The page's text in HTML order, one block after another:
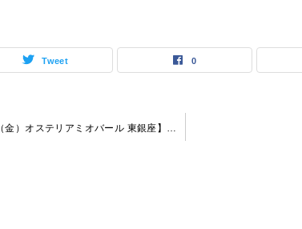
Tweet 0
【2024-4-12（金）オステリアミオバール 東銀座】 交流会・お食事会 おとなじかんのワイン会